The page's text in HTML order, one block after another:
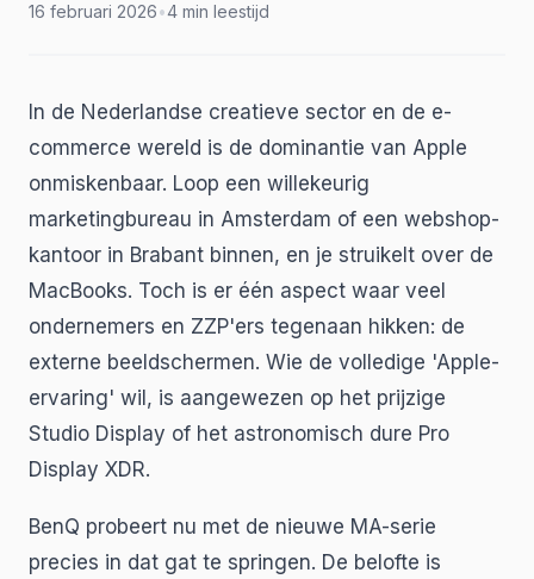
16 februari 2026•4 min leestijd
In de Nederlandse creatieve sector en de e-
commerce wereld is de dominantie van Apple
onmiskenbaar. Loop een willekeurig
marketingbureau in Amsterdam of een webshop-
kantoor in Brabant binnen, en je struikelt over de
MacBooks. Toch is er één aspect waar veel
ondernemers en ZZP'ers tegenaan hikken: de
externe beeldschermen. Wie de volledige 'Apple-
ervaring' wil, is aangewezen op het prijzige
Studio Display of het astronomisch dure Pro
Display XDR.
BenQ probeert nu met de nieuwe MA-serie
precies in dat gat te springen. De belofte is